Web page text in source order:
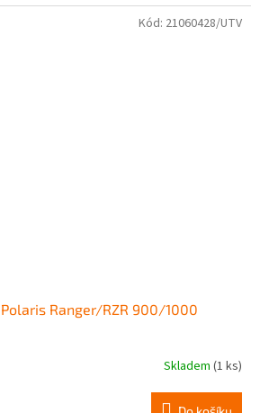
Ranger/RZR 900/1000
Skladem (1 ks)
Kód: 21060428/UTV